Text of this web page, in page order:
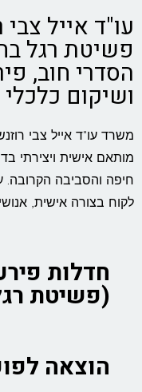
עו"ד אייל צבי
פשיטת רגל
הסדרי חוב,
ושיקום
משרד עו"ד אייל צבי
מותאם אישית ויצירתי
חיפה והסביבה הקרובה.
לקוח בצורה אישית,
חדלות
(פשיטת
הוצאה